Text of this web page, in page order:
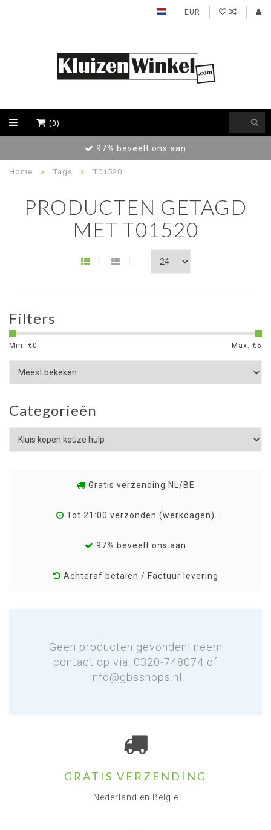
EUR
(0)
97% beveelt ons aan
Home Tags T01520
PRODUCTEN GETAGD
MET T01520
Filters
Min: €0 Max: €5
Categorieën
Gratis verzending NL/BE
Tot 21:00 verzonden (werkdagen)
97% beveelt ons aan
Achteraf betalen / Factuur levering
Geen producten gevonden! neem
contact op via: 0320-748074 of
info@gbsshops.nl
GRATIS VERZENDING
Nederland en België